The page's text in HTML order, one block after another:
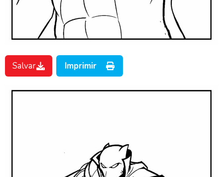
Salvar Imprimir